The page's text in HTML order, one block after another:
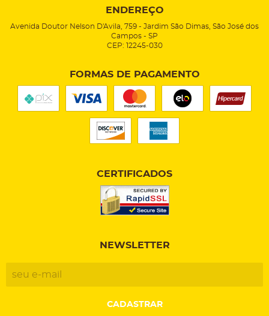
ENDEREÇO
Avenida Doutor Nelson D'Avila, 759 - Jardim São Dimas, São José dos
Campos - SP
CEP: 12245-030
FORMAS DE PAGAMENTO
CERTIFICADOS
NEWSLETTER
CADASTRAR